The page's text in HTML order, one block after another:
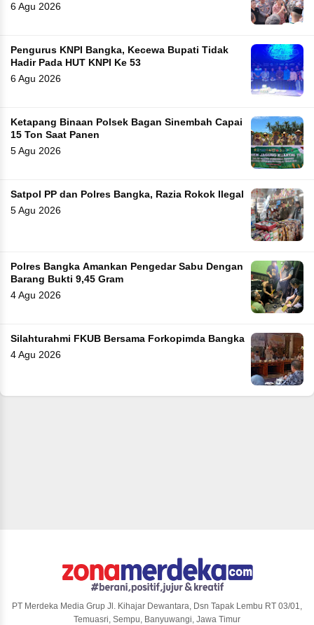
6 Agu 2026
Pengurus KNPI Bangka, Kecewa Bupati Tidak
Hadir Pada HUT KNPI Ke 53
6 Agu 2026
Ketapang Binaan Polsek Bagan Sinembah Capai
15 Ton Saat Panen
5 Agu 2026
Satpol PP dan Polres Bangka, Razia Rokok Ilegal
5 Agu 2026
Polres Bangka Amankan Pengedar Sabu Dengan
Barang Bukti 9,45 Gram
4 Agu 2026
Silahturahmi FKUB Bersama Forkopimda Bangka
4 Agu 2026
PT Merdeka Media Grup Jl. Kihajar Dewantara, Dsn Tapak Lembu RT 03/01,
Temuasri, Sempu, Banyuwangi, Jawa Timur